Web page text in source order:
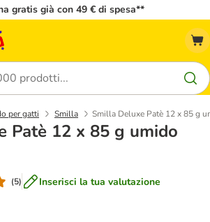
gratis già con 49 € di spesa**
per gatti Smilla Smilla Deluxe Patè 12 x 85 g
Patè 12 x 85 g umido
(5) Inserisci la tua valutazione